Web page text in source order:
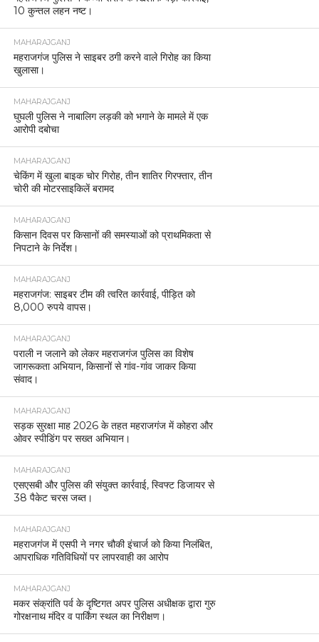
10 कुन्तल लहन नष्ट।
MAHARAJGANJ
महराजगंज पुलिस ने साइबर ठगी करने वाले गिरोह का किया
खुलासा।
MAHARAJGANJ
घुघली पुलिस ने नाबालिग लड़की को भगाने के मामले में एक
आरोपी दबोचा
MAHARAJGANJ
चेकिंग में खुला बाइक चोर गिरोह, तीन शातिर गिरफ्तार, तीन
चोरी की मोटरसाइकिलें बरामद
MAHARAJGANJ
किसान दिवस पर किसानों की समस्याओं को प्राथमिकता से
निपटाने के निर्देश।
MAHARAJGANJ
महराजगंज: साइबर टीम की त्वरित कार्रवाई, पीड़ित को
8,000 रुपये वापस।
MAHARAJGANJ
पराली न जलाने को लेकर महराजगंज पुलिस का विशेष
जागरूकता अभियान, किसानों से गांव-गांव जाकर किया
संवाद।
MAHARAJGANJ
सड़क सुरक्षा माह 2026 के तहत महराजगंज में कोहरा और
ओवर स्पीडिंग पर सख्त अभियान।
MAHARAJGANJ
एसएसबी और पुलिस की संयुक्त कार्रवाई, स्विफ्ट डिजायर से
38 पैकेट चरस जब्त।
MAHARAJGANJ
महराजगंज में एसपी ने नगर चौकी इंचार्ज को किया निलंबित,
आपराधिक गतिविधियों पर लापरवाही का आरोप
MAHARAJGANJ
मकर संक्रांति पर्व के दृष्टिगत अपर पुलिस अधीक्षक द्वारा गुरु
गोरक्षनाथ मंदिर व पार्किंग स्थल का निरीक्षण।